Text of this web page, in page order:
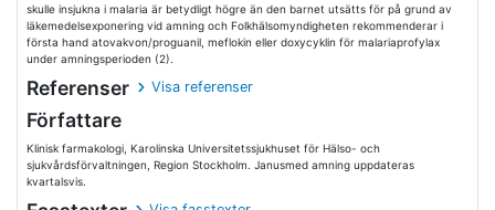
skulle insjukna i malaria är betydligt högre än den barnet utsätts för på grund av
läkemedelsexponering vid amning och Folkhälsomyndigheten rekommenderar i
första hand atovakvon/proguanil, meflokin eller doxycyklin för malariaprofylax
under amningsperioden (2).
Referenser Visa referenser
Författare
Klinisk farmakologi, Karolinska Universitetssjukhuset för Hälso- och
sjukvårdsförvaltningen, Region Stockholm. Janusmed amning uppdateras
kvartalsvis.